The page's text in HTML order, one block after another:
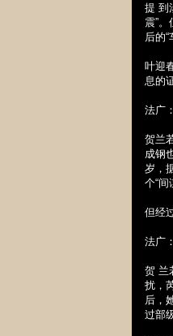
提 到
震”
后的
叶迎
息的
法广
贺兰
成钢
岁，
个“间
但经
法广
贺 兰
扰，
后，
过部